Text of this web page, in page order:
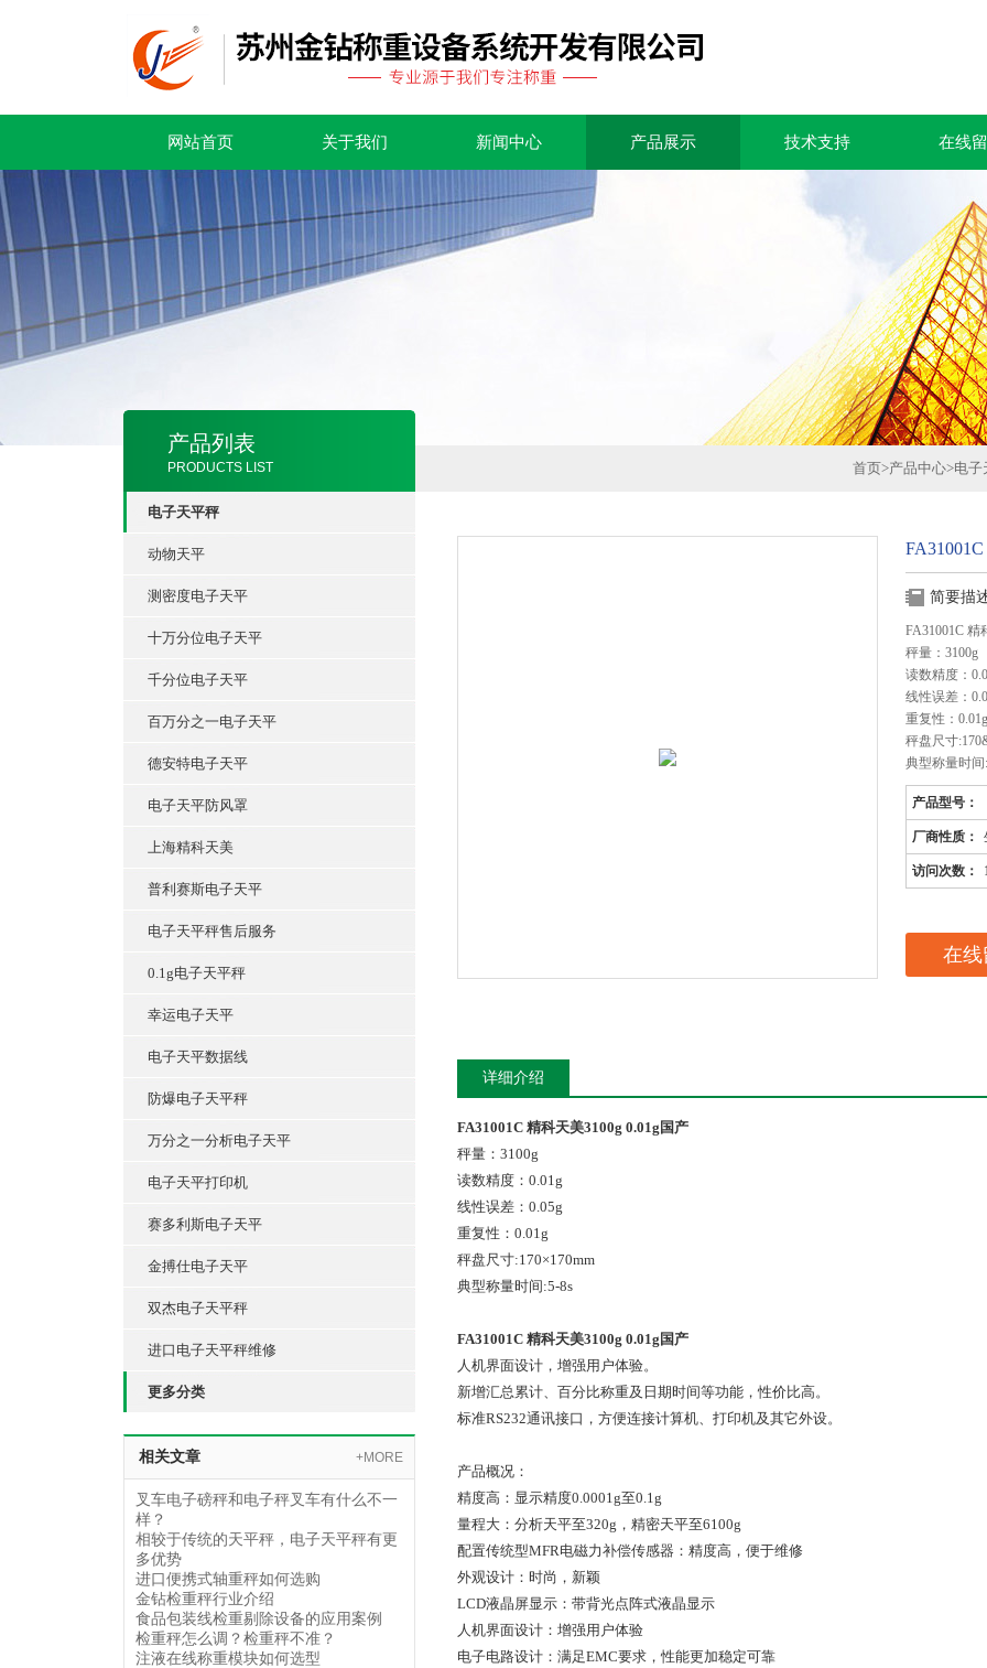
网站首页 关于我们 新闻中心 产品展示 技术支持 在线
产品列表
PRODUCTS LIST
电子天平秤
动物天平
测密度电子天平
十万分位电子天平
千分位电子天平
百万分之一电子天平
德安特电子天平
电子天平防风罩
上海精科天美
普利赛斯电子天平
电子天平秤售后服务
0.1g电子天平秤
幸运电子天平
电子天平数据线
防爆电子天平秤
万分之一分析电子天平
电子天平打印机
赛多利斯电子天平
金搏仕电子天平
双杰电子天平秤
进口电子天平秤维修
更多分类
相关文章 +MORE
叉车电子磅秤和电子秤叉车有什么不一
样？
相较于传统的天平秤，电子天平秤有更
多优势
进口便携式轴重秤如何选购
金钻检重秤行业介绍
食品包装线检重剔除设备的应用案例
检重秤怎么调？检重秤不准？
注液在线称重模块如何选型
首页>产品中心>电子
简要描
FA31001C 精
秤量：3100g
读数精度：
线性误差：
重复性：0.01g
秤盘尺寸
典型称量时间
产品型号：
厂商性质：
访问次数：
在线
详细介绍
FA31001C 精科天美3100g 0.01g国产
秤量：3100g
读数精度：0.01g
线性误差：0.05g
重复性：0.01g
秤盘尺寸:170×170mm
典型称量时间:5-8s
FA31001C 精科天美3100g 0.01g国产
人机界面设计，增强用户体验。
新增汇总累计、百分比称重及日期时间等功能，性价比高。
标准RS232通讯接口，方便连接计算机、打印机及其它外设。
产品概况：
精度高：显示精度0.0001g至0.1g
量程大：分析天平至320g，精密天平至6100g
配置传统型MFR电磁力补偿传感器：精度高，便于维修
外观设计：时尚，新颖
LCD液晶屏显示：带背光点阵式液晶显示
人机界面设计：增强用户体验
电子电路设计：满足EMC要求，性能更加稳定可靠